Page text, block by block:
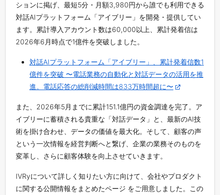
ションに掲げ、最短5分・月額3,980円から誰でも利用できる
対話AIプラットフォーム「アイブリー」を開発・提供してい
ます。累計導入アカウント数は60,000以上、累計発着信は
2026年6月時点で1億件を突破しました。
対話AIプラットフォーム「アイブリー」、累計発着信数1
億件を突破 〜電話業務の自動化と対話データの活用を推
進。電話応答の総削減時間は833万時間超に〜
また、2026年5月までに累計151.1億円の資金調達を完了。ア
イブリーに蓄積される貴重な「対話データ」と、最新のAI技
術を掛け合わせ、データの価値を最大化。そして、顧客の声
という一次情報を経営判断へと繋げ、企業の業務そのものを
変革し、さらに顧客体験を向上させていきます。
IVRyについて詳しく知りたい方に向けて、会社やプロダクト
に関する公開情報をまとめたページ をご用意しました。この